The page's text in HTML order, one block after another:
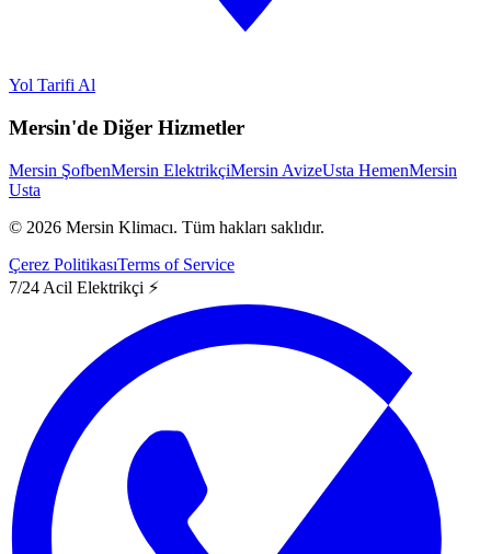
Yol Tarifi Al
Mersin'de Diğer Hizmetler
Mersin ŞofbenMersin ElektrikçiMersin AvizeUsta HemenMersin
Usta
© 2026 Mersin Klimacı. Tüm hakları saklıdır.
Çerez PolitikasıTerms of Service
7/24 Acil Elektrikçi ⚡